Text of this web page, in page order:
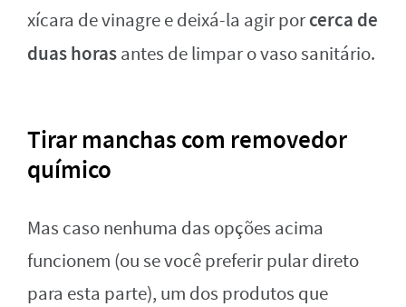
xícara de vinagre e deixá-la agir porcerca de
duas horasantes de limpar o vaso sanitário.
Tirar manchas com removedor
químico
Mas caso nenhuma das opções acima
funcionem (ou se você preferir pular direto
para esta parte), um dos produtos que